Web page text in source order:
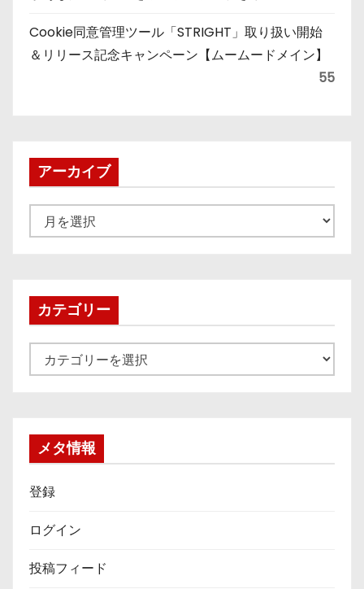
Cookie同意管理ツール「STRIGHT」取り扱い開始
＆リリース記念キャンペーン【ムームードメイン】
55
アーカイブ
ー
ブカテゴリー
テ
メタ情報
登録
ログイン
投稿フィード